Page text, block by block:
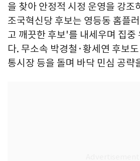
을 찾아 안정적 시정 운영을 강조
조국혁신당 후보는 영등동 홈플
고 깨끗한 후보'를 내세우며 집중
다. 무소속 박경철·황세연 후보
통시장 등을 돌며 바닥 민심 공략